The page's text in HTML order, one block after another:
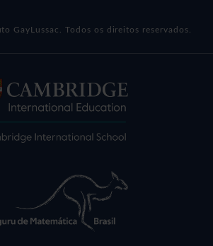
GayLussac. Todos os direitos reservados.